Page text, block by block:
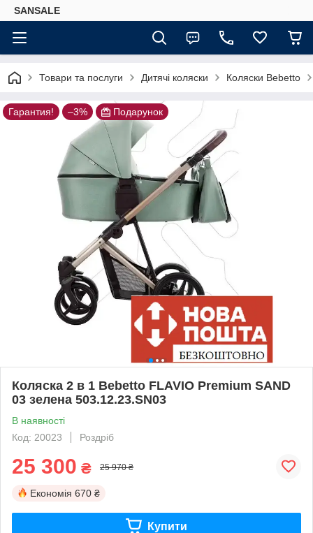
SANSALE
Товари та послуги Дитячі коляски Коляски Bebetto
Гарантия! –3% Подарунок
Коляска 2 в 1 Bebetto FLAVIO Premium SAND
03 зелена 503.12.23.SN03
В наявності
Код: 20023
Роздріб
25 300 ₴ 25 970 ₴
Економія 670 ₴
Купити